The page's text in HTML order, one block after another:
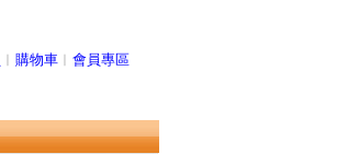
︱ 購物車 ︱ 會員專區